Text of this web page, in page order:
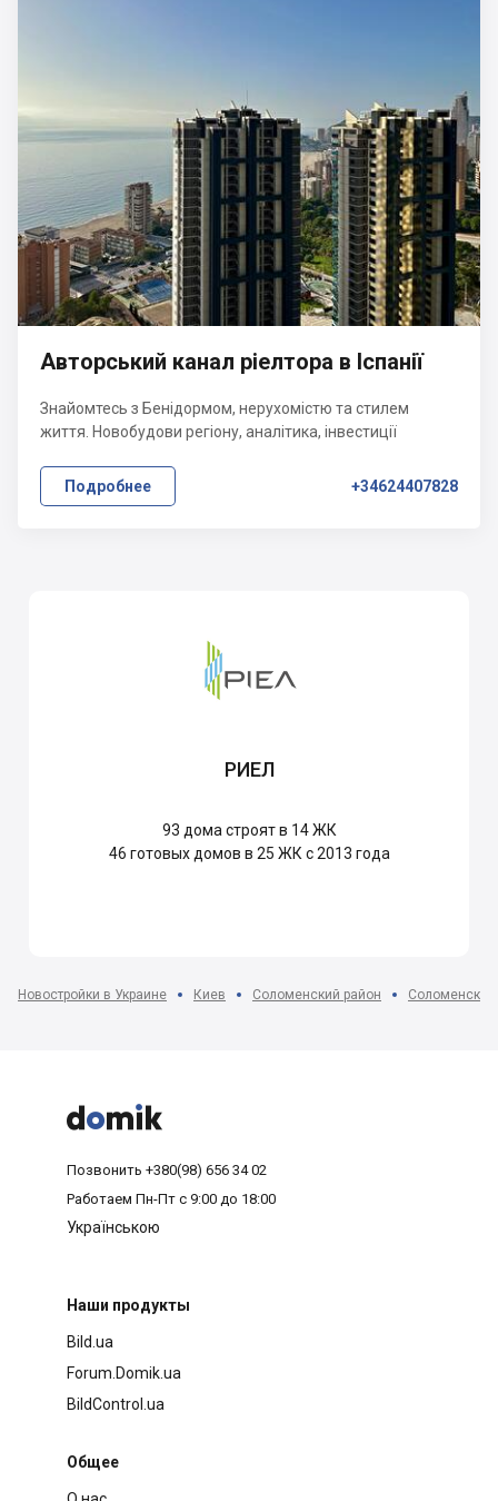
Авторський канал ріелтора в Іспанії
Знайомтесь з Бенідормом, нерухомістю та стилем
життя. Новобудови регіону, аналітика, інвестиції
Подробнее +34624407828
РИЕЛ
93 дома строят в 14 ЖК
46 готовых домов в 25 ЖК с 2013 года
Новостройки в Украине Киев Соломенский район



Позвонить +380(98) 656 34 02
Работаем Пн-Пт с 9:00 до 18:00
Українською
Наши продукты
Bild.ua
Forum.Domik.ua
BildControl.ua
Общее